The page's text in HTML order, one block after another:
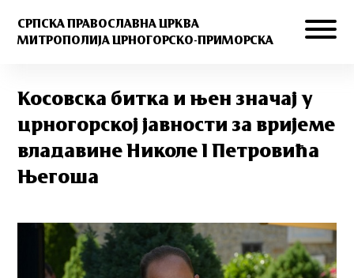
СРПСКА ПРАВОСЛАВНА ЦРКВА
МИТРОПОЛИЈА ЦРНОГОРСКО-ПРИМОРСКА
Косовска битка и њен значај у
црногорској јавности за вријеме
владавине Николе I Петровића
Његоша